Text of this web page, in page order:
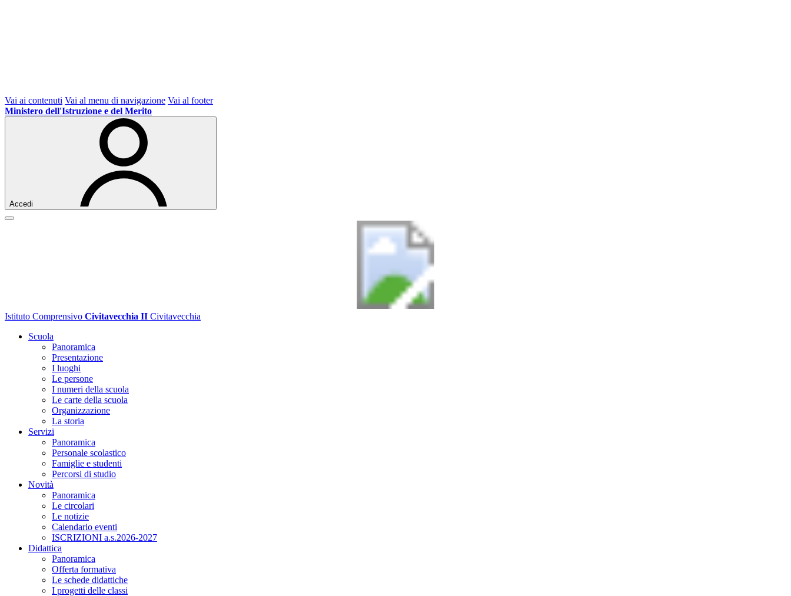
Vai ai contenuti Vai al menu di navigazione Vai al footer
Ministero dell'Istruzione e del Merito
Accedi
Istituto Comprensivo Civitavecchia II Civitavecchia
Scuola
Panoramica
Presentazione
I luoghi
Le persone
I numeri della scuola
Le carte della scuola
Organizzazione
La storia
Servizi
Panoramica
Personale scolastico
Famiglie e studenti
Percorsi di studio
Novità
Panoramica
Le circolari
Le notizie
Calendario eventi
ISCRIZIONI a.s.2026-2027
Didattica
Panoramica
Offerta formativa
Le schede didattiche
I progetti delle classi